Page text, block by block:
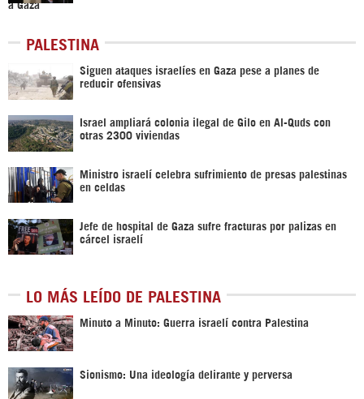
PALESTINA
Siguen ataques israelíes en Gaza pese a planes de
reducir ofensivas
Israel ampliará colonia ilegal de Gilo en Al-Quds con
otras 2300 viviendas
Ministro israelí celebra sufrimiento de presas palestinas
en celdas
Jefe de hospital de Gaza sufre fracturas por palizas en
cárcel israelí
LO MÁS LEÍDO DE PALESTINA
Minuto a Minuto: Guerra israelí contra Palestina
Sionismo: Una ideología delirante y perversa